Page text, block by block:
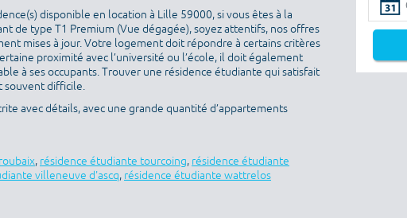
disponible en location à Lille 59000, si vous êtes à la
de type T1 Premium (Vue dégagée), soyez attentifs, nos offres
mises à jour. Votre logement doit répondre à certains critères
proximité avec l’université ou l’école, il doit également
à ses occupants. Trouver une résidence étudiante qui satisfait
souvent difficile.
avec détails, avec une grande quantité d’appartements
, résidence étudiante tourcoing, résidence étudiante
villeneuve d'ascq, résidence étudiante wattrelos